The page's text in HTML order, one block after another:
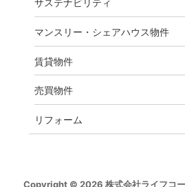
マンスリー・シェアハウス物件
賃貸物件
売買物件
リフォーム
Copyright © 2026 株式会社ライフコー